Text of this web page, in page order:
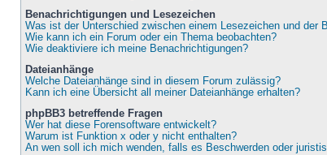
Benachrichtigungen und Lesezeichen
Was ist der Unterschied zwischen einem Lesezeichen und der
Wie kann ich ein Forum oder ein Thema beobachten?
Wie deaktiviere ich meine Benachrichtigungen?
Dateianhänge
Welche Dateianhänge sind in diesem Forum zulässig?
Kann ich eine Übersicht all meiner Dateianhänge erhalten?
phpBB3 betreffende Fragen
Wer hat diese Forensoftware entwickelt?
Warum ist Funktion x oder y nicht enthalten?
An wen soll ich mich wenden, falls es Beschwerden oder